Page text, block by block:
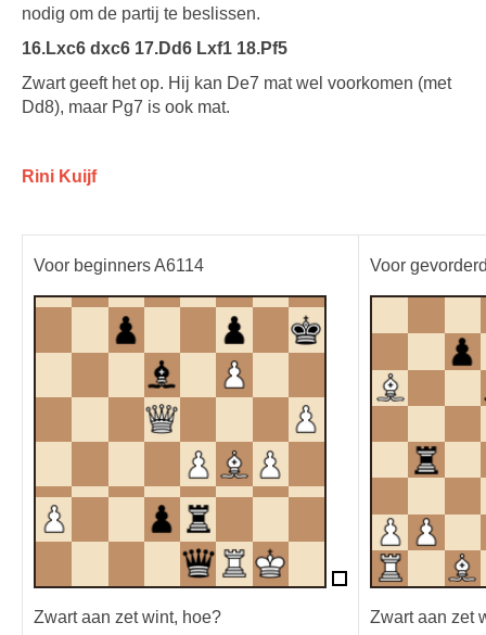
nodig om de partij te beslissen.
16.Lxc6 dxc6 17.Dd6 Lxf1 18.Pf5
Zwart geeft het op. Hij kan De7 mat wel voorkomen (met
Dd8), maar Pg7 is ook mat.
Rini Kuijf
Voor beginners A6114
Zwart aan zet wint, hoe?
Voor
Zwart aan zet